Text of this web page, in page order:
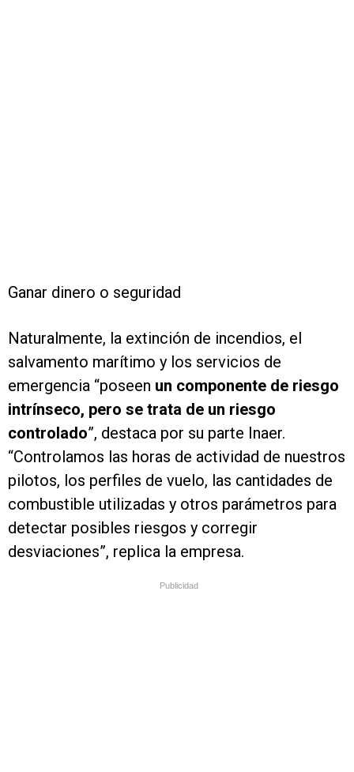
Ganar dinero o seguridad
Naturalmente, la extinción de incendios, el
salvamento marítimo y los servicios de
emergencia “poseen un componente de riesgo
intrínseco, pero se trata de un riesgo
controlado”, destaca por su parte Inaer.
“Controlamos las horas de actividad de nuestros
pilotos, los perfiles de vuelo, las cantidades de
combustible utilizadas y otros parámetros para
detectar posibles riesgos y corregir
desviaciones”, replica la empresa.
Publicidad